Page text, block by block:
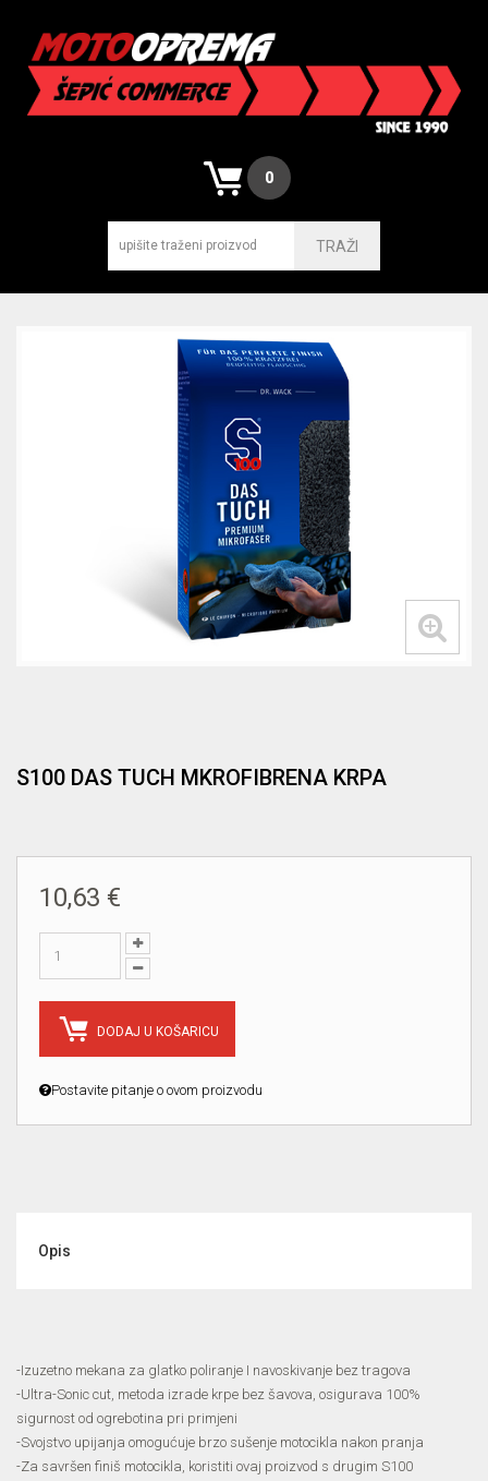
0
TRAŽI
S100 DAS TUCH MKROFIBRENA KRPA
10,63 €
DODAJ U KOŠARICU
Postavite pitanje o ovom proizvodu
Opis
-Izuzetno mekana za glatko poliranje I navoskivanje bez tragova
-Ultra-Sonic cut, metoda izrade krpe bez šavova, osigurava 100%
sigurnost od ogrebotina pri primjeni
-Svojstvo upijanja omogućuje brzo sušenje motocikla nakon pranja
-Za savršen finiš motocikla, koristiti ovaj proizvod s drugim S100